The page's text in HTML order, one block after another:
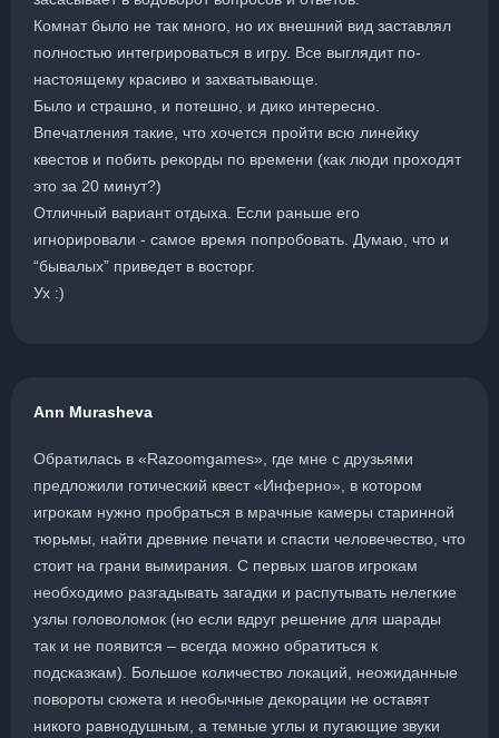
Комнат было не так много, но их внешний вид заставлял
полностью интегрироваться в игру. Все выглядит по-
настоящему красиво и захватывающе.
Было и страшно, и потешно, и дико интересно.
Впечатления такие, что хочется пройти всю линейку
квестов и побить рекорды по времени (как люди проходят
это за 20 минут?)
Отличный вариант отдыха. Если раньше его
игнорировали - самое время попробовать. Думаю, что и
“бывалых” приведет в восторг.
Ух :)
Ann Murasheva
Обратилась в «Razoomgames», где мне с друзьями
предложили готический квест «Инферно», в котором
игрокам нужно пробраться в мрачные камеры старинной
тюрьмы, найти древние печати и спасти человечество, что
стоит на грани вымирания. С первых шагов игрокам
необходимо разгадывать загадки и распутывать нелегкие
узлы головоломок (но если вдруг решение для шарады
так и не появится – всегда можно обратиться к
подсказкам). Большое количество локаций, неожиданные
повороты сюжета и необычные декорации не оставят
никого равнодушным, а темные углы и пугающие звуки